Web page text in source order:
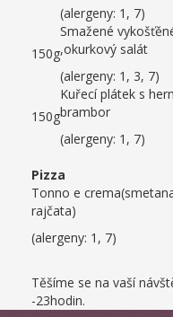
(alergeny: 1, 7)
150g
Smažené
,okurkový salát
(alergeny: 1, 3, 7)
150g
Kuřecí plátek s
brambor
(alergeny: 1, 7)
Pizza
Tonno e
rajčata)
(alergeny: 1, 7)
Těšíme se na vaší
-23hodin.